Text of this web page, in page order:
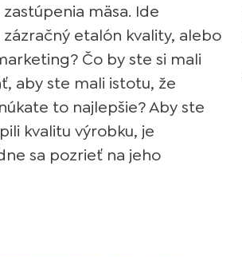
mäsa. Ide
etalón kvality, alebo
Čo by ste si mali
aby ste mali istotu, že
to najlepšie? Aby ste
kvalitu výrobku, je
sa pozrieť na jeho